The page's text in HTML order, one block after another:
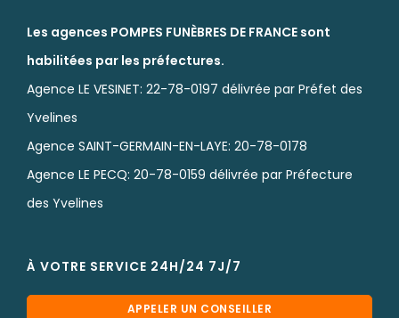
Les agences POMPES FUNÈBRES DE FRANCE sont
habilitées par les préfectures.
Agence LE VESINET: 22-78-0197 délivrée par Préfet des
Yvelines
Agence SAINT-GERMAIN-EN-LAYE: 20-78-0178
Agence LE PECQ: 20-78-0159 délivrée par Préfecture
des Yvelines
À VOTRE SERVICE 24H/24 7J/7
APPELER UN CONSEILLER